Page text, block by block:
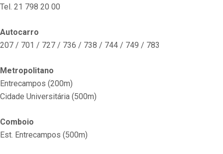
Tel. 21 798 20 00
Autocarro
207 / 701 / 727 / 736 / 738 / 744 / 749 / 783
Metropolitano
Entrecampos (200m)
Cidade Universitária (500m)
Comboio
Est. Entrecampos (500m)